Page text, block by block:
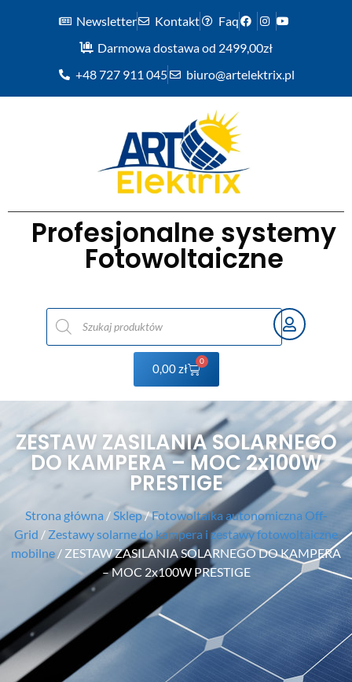
Newsletter Kontakt
Faq
Darmowa dostawa od 2499,00zł
+48 727 911 045
biuro@artelektrix.pl
Profesjonalne systemy
Fotowoltaiczne
0,00zł
0
ZESTAW ZASILANIA SOLARNEGO
DO KAMPERA – MOC 2x100W
PRESTIGE
Strona główna / Sklep/Fotowoltaika autonomiczna Off-
Grid / Zestawy solarne do kampera i zestawy fotowoltaiczne
mobilne / ZESTAW ZASILANIA SOLARNEGO DO KAMPERA
– MOC 2x100W PRESTIGE